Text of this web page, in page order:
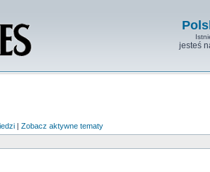
jesteś
| Zobacz aktywne tematy